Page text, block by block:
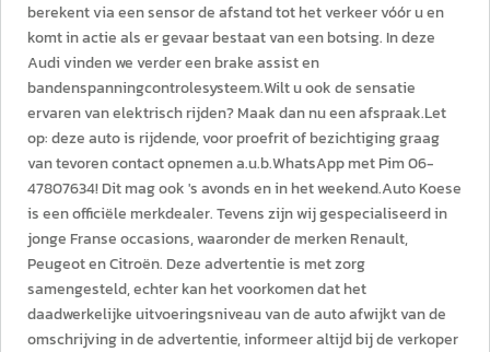
berekent via een sensor de afstand tot het verkeer vóór u en
komt in actie als er gevaar bestaat van een botsing. In deze
Audi vinden we verder een brake assist en
bandenspanningcontrolesysteem.Wilt u ook de sensatie
ervaren van elektrisch rijden? Maak dan nu een afspraak.Let
op: deze auto is rijdende, voor proefrit of bezichtiging graag
van tevoren contact opnemen a.u.b.WhatsApp met Pim 06-
47807634! Dit mag ook 's avonds en in het weekend.Auto Koese
is een officiële merkdealer. Tevens zijn wij gespecialiseerd in
jonge Franse occasions, waaronder de merken Renault,
Peugeot en Citroën. Deze advertentie is met zorg
samengesteld, echter kan het voorkomen dat het
daadwerkelijke uitvoeringsniveau van de auto afwijkt van de
omschrijving in de advertentie, informeer altijd bij de verkoper